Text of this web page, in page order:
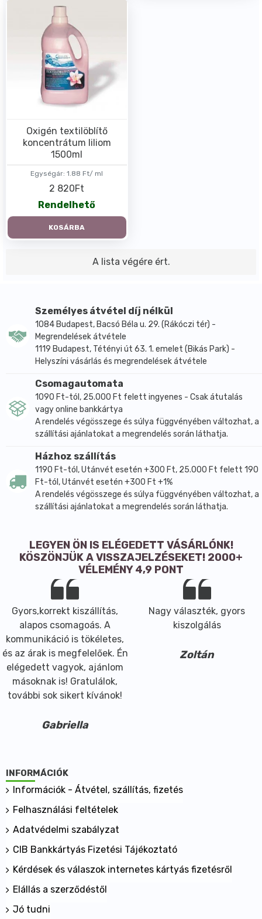
Egységár: 1.88 Ft/ ml
Oxigén textilöblítő
koncentrátum liliom
1500ml
2 820Ft
Rendelhető
KOSÁRBA
A lista végére ért.
Személyes átvétel díj nélkül
1084 Budapest, Bacsó Béla u. 29. (Rákóczi tér) -
Megrendelések átvétele
1119 Budapest, Tétényi út 63. 1. emelet (Bikás Park) -
Helyszíni vásárlás és megrendelések átvétele
Csomagautomata
1090 Ft-tól, 25.000 Ft felett ingyenes - Csak átutalás
vagy online bankkártya
A rendelés végösszege és súlya függvényében változhat, a
szállítási ajánlatokat a megrendelés során láthatja.
Házhoz szállítás
1190 Ft-tól, Utánvét esetén +300 Ft, 25.000 Ft felett 190
Ft-tól, Utánvét esetén +300 Ft +1%
A rendelés végösszege és súlya függvényében változhat, a
szállítási ajánlatokat a megrendelés során láthatja.
LEGYEN ÖN IS ELÉGEDETT VÁSÁRLÓNK!
KÖSZÖNJÜK A VISSZAJELZÉSEKET! 2000+
VÉLEMÉNY 4,9 PONT
Gyors,korrekt kiszállítás,
alapos csomagoás. A
kommunikáció is tökéletes,
és az árak is megfelelőek. Én
elégedett vagyok, ajánlom
másoknak is! Gratulálok,
további sok sikert kívánok!
Gabriella
Nagy választék, gyors
kiszolgálás
Zoltán
INFORMÁCIÓK
Információk - Átvétel, szállítás, fizetés
Felhasználási feltételek
Adatvédelmi szabályzat
CIB Bankkártyás Fizetési Tájékoztató
Kérdések és válaszok internetes kártyás fizetésről
Elállás a szerződéstől
Jó tudni